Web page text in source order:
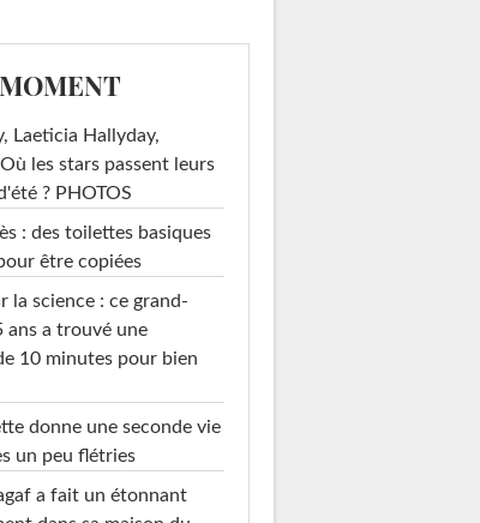
Laeticia Hallyday,
les stars passent leurs
? PHOTOS
: des toilettes basiques
être copiées
la science : ce grand-
ans a trouvé une
10 minutes pour bien
donne une seconde vie
un peu flétries
a fait un étonnant